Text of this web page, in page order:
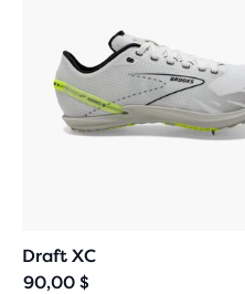
Draft XC
90,00 $